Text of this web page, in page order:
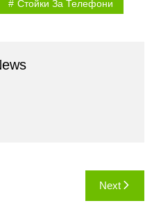
Стойки За Телефони
Next